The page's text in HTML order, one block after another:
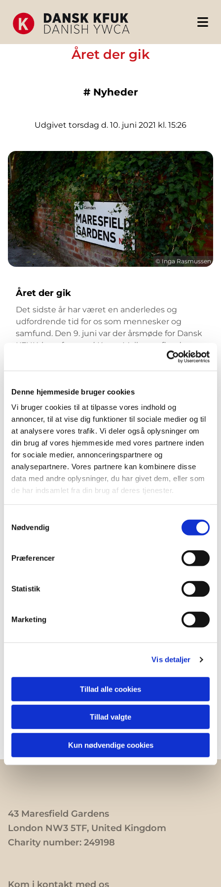
Denne hjemmeside bruger cookies
Vi bruger cookies til at tilpasse vores indhold og
annoncer, til at vise dig funktioner til sociale medier og til
at analysere vores trafik. Vi deler også oplysninger om
din brug af vores hjemmeside med vores partnere inden
for sociale medier, annonceringspartnere og
analysepartnere. Vores partnere kan kombinere disse
data med andre oplysninger, du har givet dem, eller som
de har indsamlet fra din brug af deres tjenester.
Nødvendig
Præferencer
Statistik
Marketing
Vis detaljer
Tillad alle cookies
Tillad valgte
Kun nødvendige cookies
Året der gik
# Nyheder
Udgivet torsdag d. 10. juni 2021 kl. 15:26
© Inga Rasmussen
Året der gik
Det sidste år har været en anderledes og
udfordrende tid for os som mennesker og
samfund. Den 9. juni var der årsmøde for Dansk
KFUK, hvor formand Karen Maibom aflagde
årsberetningenog få indtryk af, hvordan KFUK
hvordan vi ser på de udfordringer, som Brexit
stiller os overfor fremover.
Du vil måske også kunne
lide...
43 Maresfield Gardens
London NW3 5TF, United Kingdom
Charity number: 249198
Kom i kontakt med os